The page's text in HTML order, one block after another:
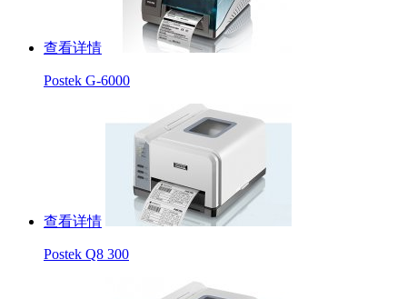
查看详情
Postek G-6000
查看详情
Postek Q8 300